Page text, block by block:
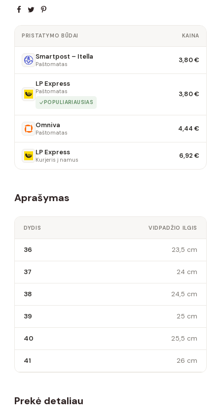
PRISTATYMO BŪDAI KAINA
Smartpost – Itella
Paštomatas 3,80 €
LP Express
Paštomatas
POPULIARIAUSIAS
3,80 €
Omniva
Paštomatas 4,44 €
LP Express
Kurjeris į namus 6,92 €
Aprašymas
DYDIS VIDPADŽIO ILGIS
36 23,5 cm
37 24 cm
38 24,5 cm
39 25 cm
40 25,5 cm
41 26 cm
Prekė detaliau